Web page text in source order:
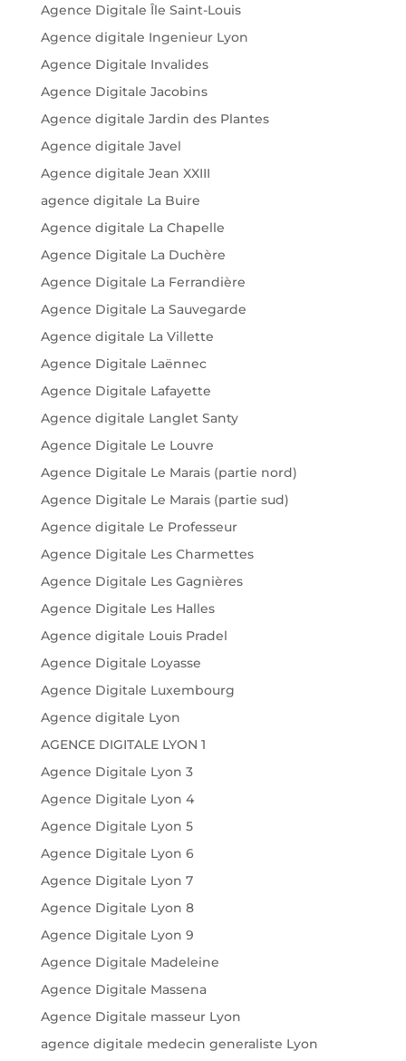
Agence Digitale Île Saint-Louis
Agence digitale Ingenieur Lyon
Agence Digitale Invalides
Agence Digitale Jacobins
Agence digitale Jardin des Plantes
Agence digitale Javel
Agence digitale Jean XXIII
agence digitale La Buire
Agence digitale La Chapelle
Agence Digitale La Duchère
Agence Digitale La Ferrandière
Agence Digitale La Sauvegarde
Agence digitale La Villette
Agence Digitale Laënnec
Agence Digitale Lafayette
Agence digitale Langlet Santy
Agence Digitale Le Louvre
Agence Digitale Le Marais (partie nord)
Agence Digitale Le Marais (partie sud)
Agence digitale Le Professeur
Agence Digitale Les Charmettes
Agence Digitale Les Gagnières
Agence Digitale Les Halles
Agence digitale Louis Pradel
Agence Digitale Loyasse
Agence Digitale Luxembourg
Agence digitale Lyon
AGENCE DIGITALE LYON 1
Agence Digitale Lyon 3
Agence Digitale Lyon 4
Agence Digitale Lyon 5
Agence Digitale Lyon 6
Agence Digitale Lyon 7
Agence Digitale Lyon 8
Agence Digitale Lyon 9
Agence Digitale Madeleine
Agence Digitale Massena
Agence Digitale masseur Lyon
agence digitale medecin generaliste Lyon